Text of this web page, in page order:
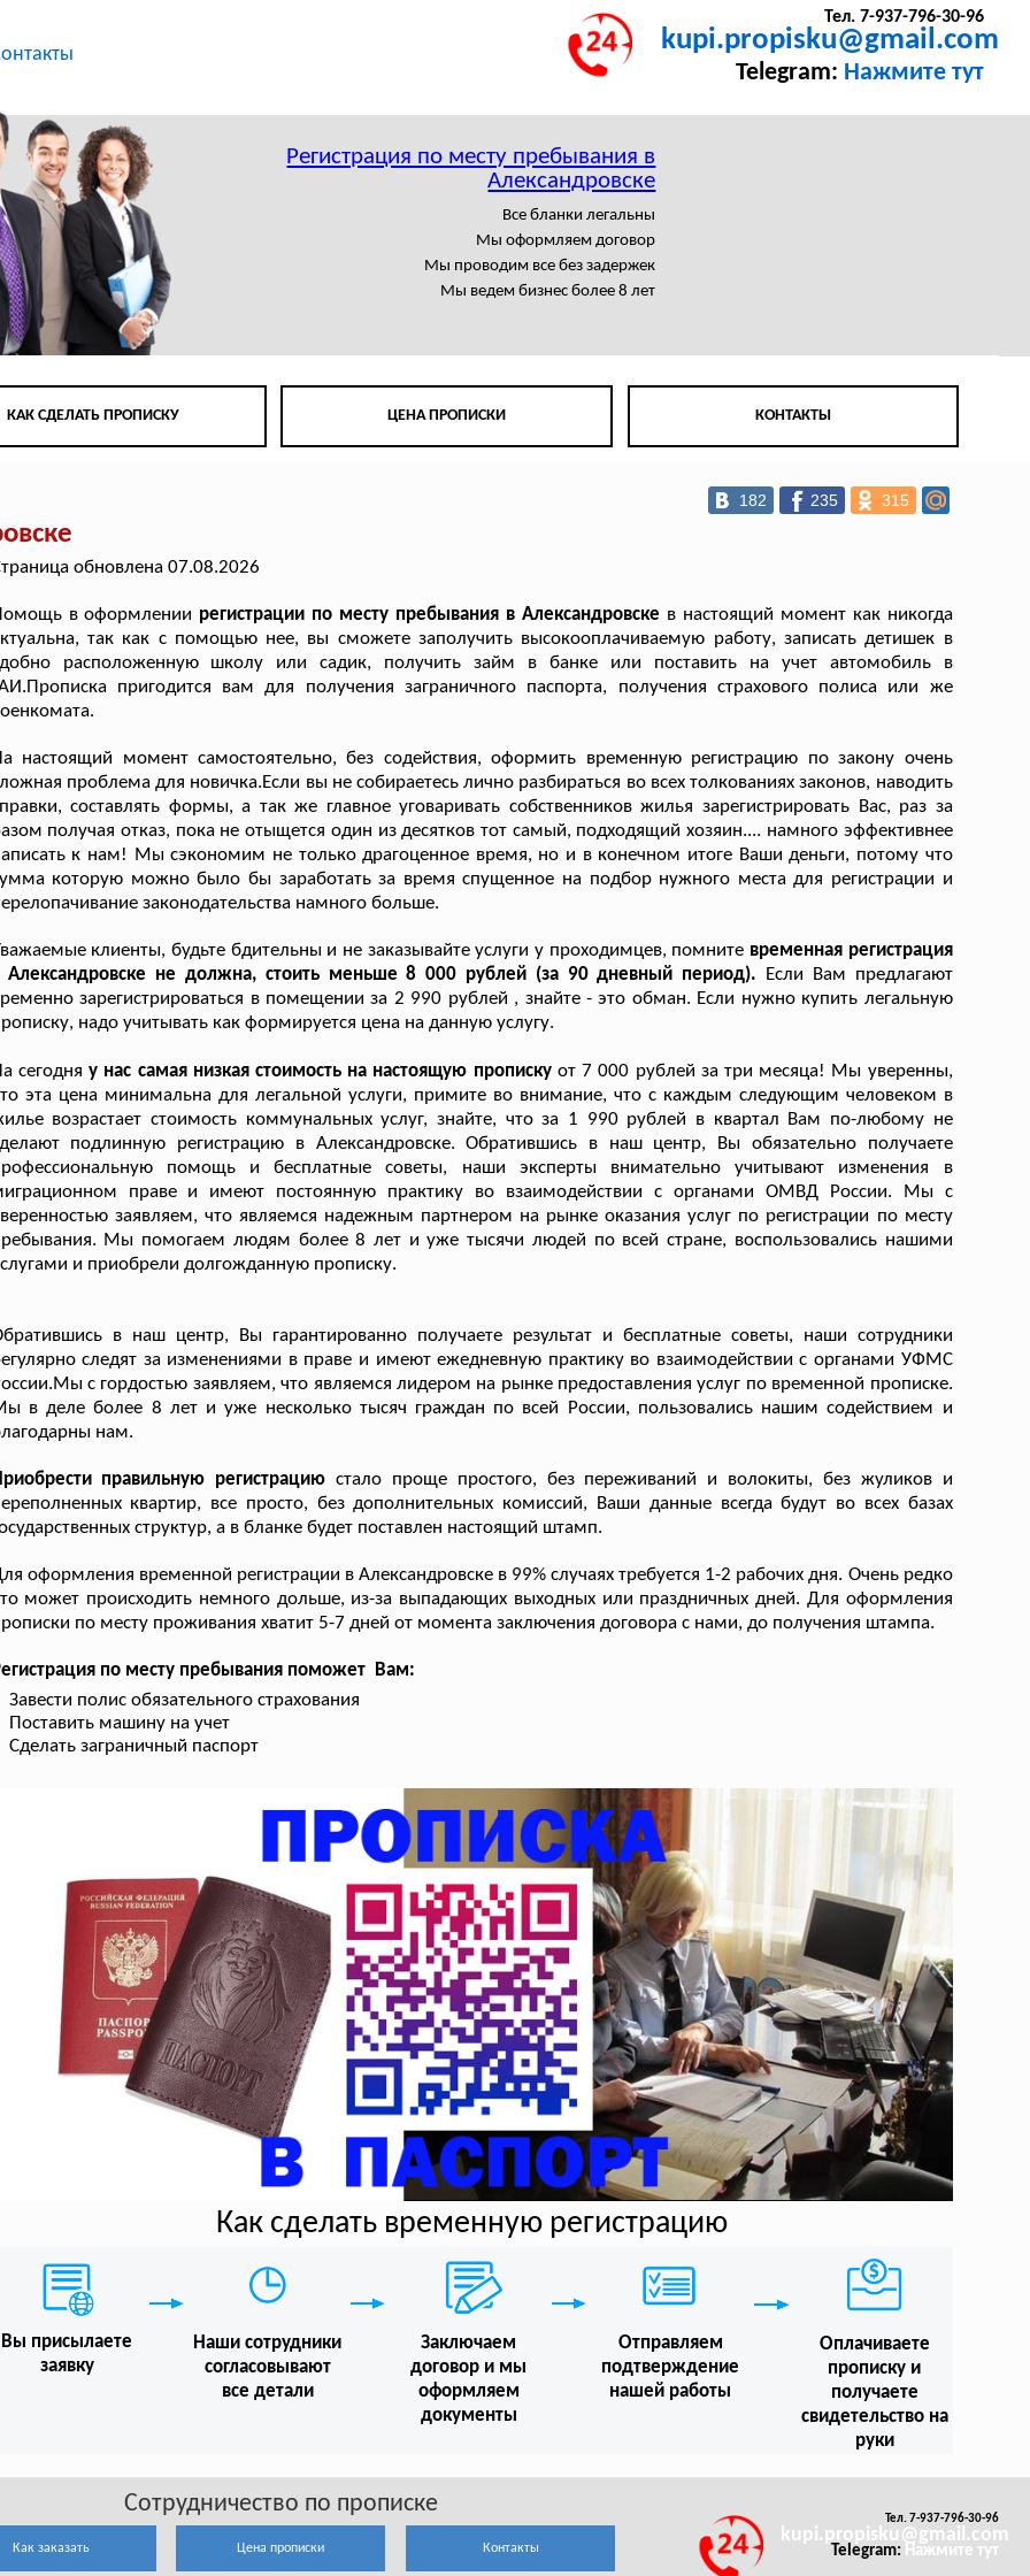
Тел. 7-937-796-30-96
kupi.propisku@gmail.com
Telegram: Нажмите тут
Регистрация по месту пребывания в
Александровске
Все бланки легальны
Мы оформляем договор
Мы проводим все без задержек
Мы ведем бизнес более 8 лет
КАК СДЕЛАТЬ ПРОПИСКУ ЦЕНА ПРОПИСКИ КОНТАКТЫ
182 235 315
обновлена 07.08.2026
в оформлении регистрации по месту пребывания в Александровске в настоящий момент как никогда
так как с помощью нее, вы сможете заполучить высокооплачиваемую работу, записать детишек в
расположенную школу или садик, получить займ в банке или поставить на учет автомобиль в
пригодится вам для получения заграничного паспорта, получения страхового полиса или же
настоящий момент самостоятельно, без содействия, оформить временную регистрацию по закону очень
проблема для новичка.Если вы не собираетесь лично разбираться во всех толкованиях законов, наводить
составлять формы, а так же главное уговаривать собственников жилья зарегистрировать Вас, раз за
получая отказ, пока не отыщется один из десятков тот самый, подходящий хозяин.... намного эффективнее
к нам! Мы сэкономим не только драгоценное время, но и в конечном итоге Ваши деньги, потому что
которую можно было бы заработать за время спущенное на подбор нужного места для регистрации и
законодательства намного больше.
клиенты, будьте бдительны и не заказывайте услуги у проходимцев, помните временная регистрация
Александровске не должна, стоить меньше 8 000 рублей (за 90 дневный период).
Если Вам предлагают
зарегистрироваться в помещении за 2 990 рублей , знайте - это обман. Если нужно купить легальную
надо учитывать как формируется цена на данную услугу.
сегодня у нас самая низкая стоимость на настоящую прописку от 7 000 рублей за три месяца! Мы уверенны,
эта цена минимальна для легальной услуги, примите во внимание, что с каждым следующим человеком в
возрастает стоимость коммунальных услуг, знайте, что за 1 990 рублей в квартал Вам по-любому не
подлинную регистрацию в Александровске. Обратившись в наш центр, Вы обязательно получаете
помощь и бесплатные советы, наши эксперты внимательно учитывают изменения в
праве и имеют постоянную практику во взаимодействии с органами ОМВД России. Мы с
заявляем, что являемся надежным партнером на рынке оказания услуг по регистрации по месту
Мы помогаем людям более 8 лет и уже тысячи людей по всей стране, воспользовались нашими
и приобрели долгожданную прописку.
в наш центр, Вы гарантированно получаете результат и бесплатные советы, наши сотрудники
следят за изменениями в праве и имеют ежедневную практику во взаимодействии с органами УФМС
с гордостью заявляем, что являемся лидером на рынке предоставления услуг по временной прописке.
в деле более 8 лет и уже несколько тысяч граждан по всей России, пользовались нашим содействием и
нам.
правильную регистрацию стало проще простого, без переживаний и волокиты, без жуликов и
квартир, все просто, без дополнительных комиссий, Ваши данные всегда будут во всех базах
структур, а в бланке будет поставлен настоящий штамп.
оформления временной регистрации в Александровске в 99% случаях требуется 1-2 рабочих дня. Очень редко
может происходить немного дольше, из-за выпадающих выходных или праздничных дней. Для оформления
по месту проживания хватит 5-7 дней от момента заключения договора с нами, до получения штампа.
по месту пребывания поможет Вам:
Завести полис обязательного страхования
Поставить машину на учет
Сделать заграничный паспорт
Как сделать временную регистрацию
Вы присылаете
заявку
Наши сотрудники
согласовывают
все детали
Заключаем
договор и мы
оформляем
документы
Отправляем
подтверждение
нашей работы
Оплачиваете
прописку и
получаете
свидетельство на
руки
Сотрудничество по прописке
Как заказать Цена прописки Контакты
Тел. 7-937-796-30-96
kupi.propisku@gmail.com
Telegram: Нажмите тут